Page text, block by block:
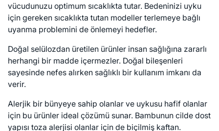
vücudunuzu optimum sıcaklıkta tutar. Bedeninizi uyku
için gereken sıcaklıkta tutan modeller terlemeye bağlı
uyanma problemini de önlemeyi hedefler.
Doğal selülozdan üretilen ürünler insan sağlığına zararlı
herhangi bir madde içermezler. Doğal bileşenleri
sayesinde nefes alırken sağlıklı bir kullanım imkanı da
verir.
Alerjik bir bünyeye sahip olanlar ve uykusu hafif olanlar
için bu ürünler ideal çözümü sunar. Bambunun cilde dost
yapısı toza alerjisi olanlar için de biçilmiş kaftan.